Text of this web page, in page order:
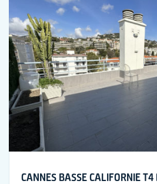
CANNES BASSE CALIFORNIE